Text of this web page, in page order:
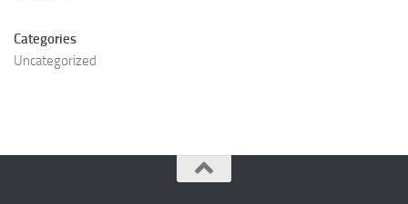
Categories
Uncategorized